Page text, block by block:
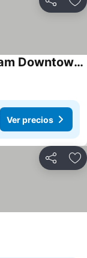
Compartir
Days Inn and Suites by Wyndham Downtown Missoula-University
Ver precios
Compartir